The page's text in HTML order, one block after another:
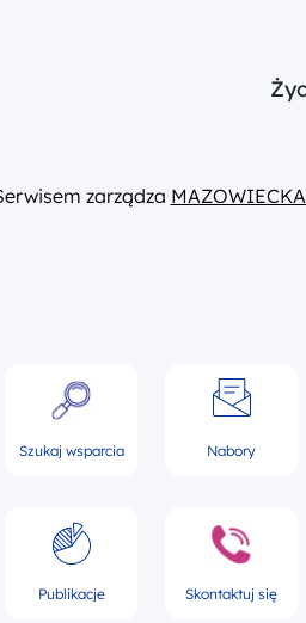
zarządza
Szukaj wsparcia Nabory
Publikacje Skontaktuj się